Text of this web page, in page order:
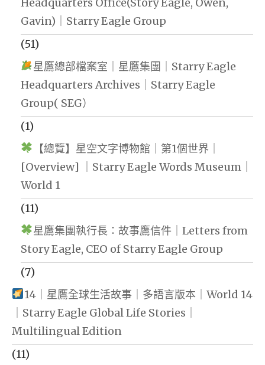
Gavin)｜Starry Eagle Group
(51)
星鷹總部檔案室｜星鷹集團｜Starry Eagle
Headquarters Archives｜Starry Eagle
Group( SEG）
(1)
【總覽】星空文字博物館｜第1個世界｜
[Overview] ｜Starry Eagle Words Museum｜
World 1
(11)
星鷹集團執行長：故事鷹信件｜Letters from
Story Eagle, CEO of Starry Eagle Group
(7)
14｜星鷹全球生活故事｜多語言版本｜World 14
｜Starry Eagle Global Life Stories｜
Multilingual Edition
(11)